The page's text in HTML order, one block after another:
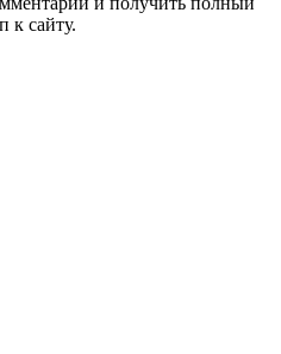
к сайту.